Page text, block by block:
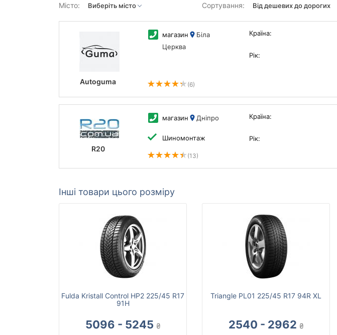
Місто: Сортування:
Autoguma
магазин
Біла
Церква
(6)
Країна:
Рік:
R20
магазин Дніпро
Шиномонтаж
(13)
Країна:
Рік:
Інші товари цього розміру
Fulda Kristall Control HP2 225/45 R17
91H
5096 - 5245 ₴
Triangle PL01 225/45 R17 94R XL
2540 - 2962 ₴